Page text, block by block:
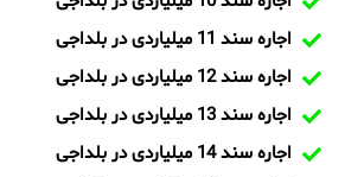
اجاره سند 11 میلیاردی در بلداجی
اجاره سند 12 میلیاردی در بلداجی
اجاره سند 13 میلیاردی در بلداجی
اجاره سند 14 میلیاردی در بلداجی